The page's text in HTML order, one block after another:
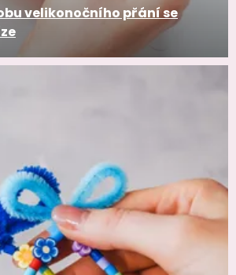
velikonočního přání se